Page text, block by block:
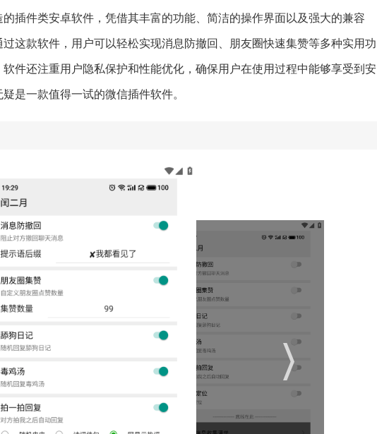
插件类安卓软件，凭借其丰富的功能、简洁的操作界面以及强大的兼容
这款软件，用户可以轻松实现消息防撤回、朋友圈快速集赞等多种实用功
件还注重用户隐私保护和性能优化，确保用户在使用过程中能够享受到安
是一款值得一试的微信插件软件。